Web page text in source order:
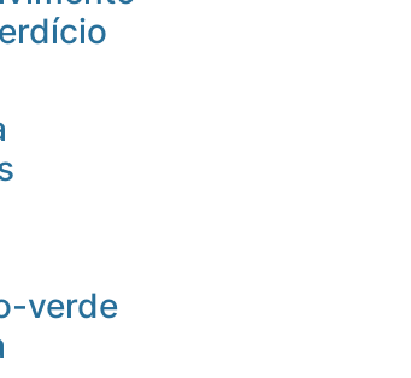
verde